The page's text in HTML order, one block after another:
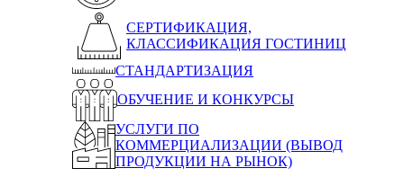
СЕРТИФИКАЦИЯ,
КЛАССИФИКАЦИЯ ГОСТИНИЦ
СТАНДАРТИЗАЦИЯ
ОБУЧЕНИЕ И КОНКУРСЫ
УСЛУГИ ПО
КОММЕРЦИАЛИЗАЦИИ (ВЫВОД
ПРОДУКЦИИ НА РЫНОК)